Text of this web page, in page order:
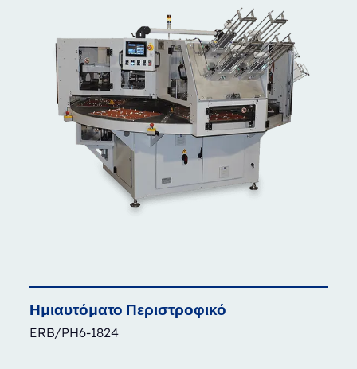
Ημιαυτόματο Περιστροφικό
ERB/PH6-1824